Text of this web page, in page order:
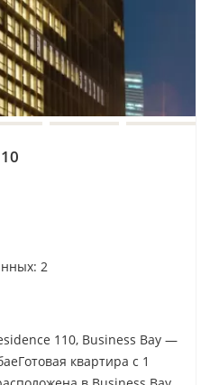
L.L.C
2
110, Business Bay —
квартира с 1